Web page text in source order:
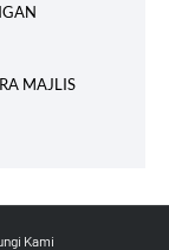
MAJLIS
Kami